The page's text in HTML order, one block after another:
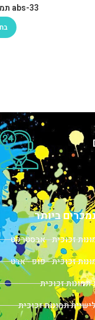
abs-33 תמונת זכוכית פנורמית
ביותר
זכוכית - אבסטרקט
זכוכית - פופ - ארט
תמונות זכוכית
תמונות זכוכית